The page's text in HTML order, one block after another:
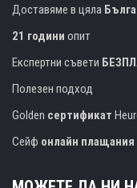
Доставяме в цяла
21 години опит
Експертни съвети
Полезен подход
Golden сертификат
Сейф онлайн плащания